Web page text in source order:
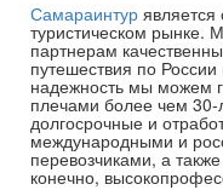
Самараинтур
туристическом рынке.
партнерам
путешествия по
надежность мы можем
плечами более чем
долгосрочные и
международными и
перевозчиками, а
конечно,